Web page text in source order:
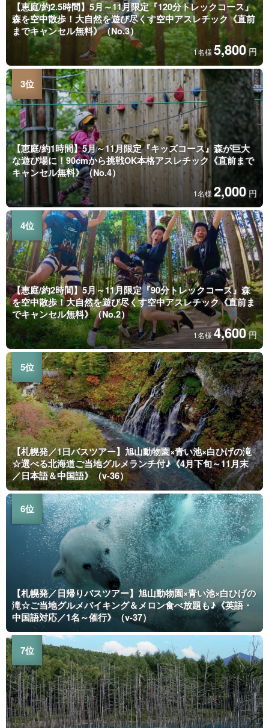
【恵庭/約2.5時間】5月～11月限定『120分トレックコース』
森を空中散歩！大自然を遊び尽くす空中アスレチック《直前
までキャンセル無料》（No.3）
1名様5,800 円
【恵庭/約1時間】5月～11月限定『キッズコース』森が巨大
な遊び場に！90cmから挑戦OK本格アスレチック《直前まで
キャンセル無料》（No.4）
1名様2,000 円
【恵庭/約2時間】5月～11月限定『90分トレックコース』森
を空中散歩！大自然を遊び尽くす空中アスレチック《直前ま
でキャンセル無料》（No.2）
1名様4,600 円
【札幌発／1日バスツアー】旭山動物園×青い池×白ひげの滝
☆選べる北海道ご当地グルメランチ付♪《4月下旬～11月末
／日本語＆中国語》（v-36）
【札幌発／日帰りバスツアー】旭山動物園×青い池×白ひげの
滝☆ご当地グルメバイキング＆メロン食べ放題も♪《英語・
中国語対応／1名～催行》（v-37）